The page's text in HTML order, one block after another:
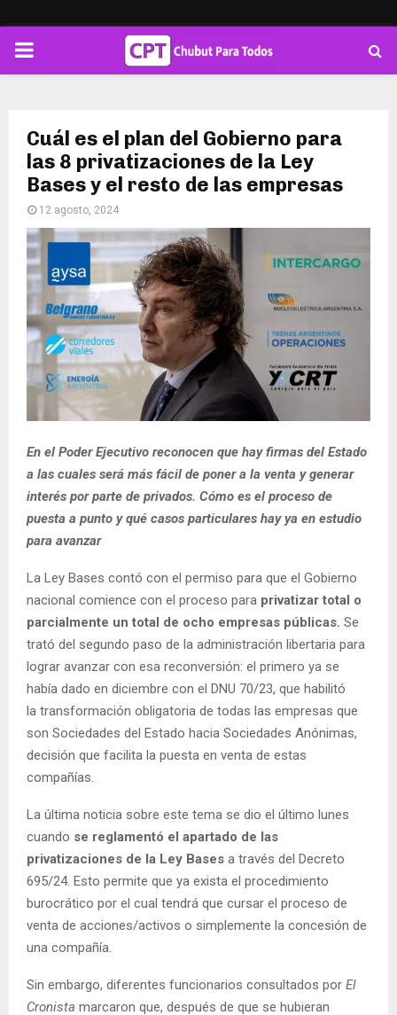
PRIMARY
Cuál es el plan del Gobierno para
las 8 privatizaciones de la Ley
Bases y el resto de las empresas
12 agosto, 2024
En el Poder Ejecutivo reconocen que hay firmas del Estado
a las cuales será más fácil de poner a la venta y generar
interés por parte de privados. Cómo es el proceso de
puesta a punto y qué casos particulares hay ya en estudio
para avanzar
La Ley Bases contó con el permiso para que el Gobierno
nacional comience con el proceso para privatizar total o
parcialmente un total de ocho empresas públicas. Se
trató del segundo paso de la administración libertaria para
lograr avanzar con esa reconversión: el primero ya se
había dado en diciembre con el DNU 70/23, que habilitó
la transformación obligatoria de todas las empresas que
son Sociedades del Estado hacia Sociedades Anónimas,
decisión que facilita la puesta en venta de estas
compañías.
La última noticia sobre este tema se dio el último lunes
cuando se reglamentó el apartado de las
privatizaciones de la Ley Bases a través del Decreto
695/24. Esto permite que ya exista el procedimiento
burocrático por el cual tendrá que cursar el proceso de
venta de acciones/activos o simplemente la concesión de
una compañía.
Sin embargo, diferentes funcionarios consultados por El
Cronista marcaron que, después de que se hubieran